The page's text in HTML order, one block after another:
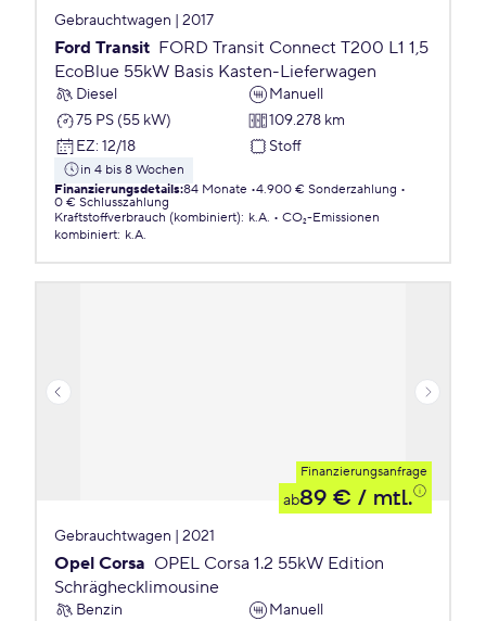
Gebrauchtwagen | 2017
Ford Transit FORD Transit Connect T200 L1 1,5
EcoBlue 55kW Basis Kasten-Lieferwagen
Diesel
Manuell
75 PS (55 kW)
109.278 km
EZ: 12/18 Stoff
in 4 bis 8 Wochen
Finanzierungsdetails:84 Monate 4.900 € Sonderzahlung
0 € Schlusszahlung
Kraftstoffverbrauch (kombiniert): k.A.
CO₂-Emissionen
kombiniert: k.A.
Finanzierungsanfrage
ab89 € / mtl.
Gebrauchtwagen | 2021
Opel Corsa OPEL Corsa 1.2 55kW Edition
Schräghecklimousine
Benzin
Manuell